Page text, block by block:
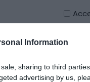
Information
sharing to third
advertising by us,